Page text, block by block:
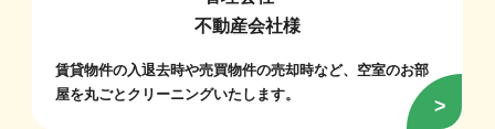
不動産会社様
賃貸物件の入退去時や売買物件の売却時など、空室のお部
屋を丸ごとクリーニングいたします。